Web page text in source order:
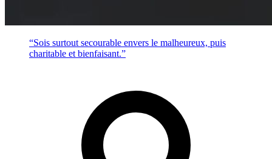
“Sois surtout secourable envers le malheureux, puis
charitable et bienfaisant.”